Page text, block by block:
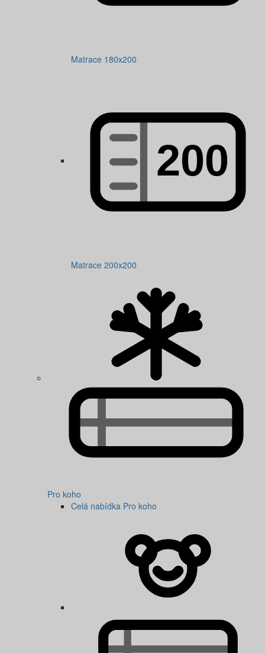
Matrace 180x200
Matrace 200x200
Pro koho
Celá nabídka Pro koho